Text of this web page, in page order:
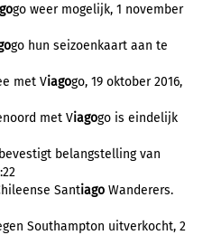
go weer mogelijk, 1 november
go hun seizoenkaart aan te
met Viagogo, 19 oktober 2016,
met Viagogo is eindelijk
belangstelling van
Santiago Wanderers.
Southampton uitverkocht, 2